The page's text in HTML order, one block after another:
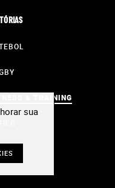
& TRAINING
sua